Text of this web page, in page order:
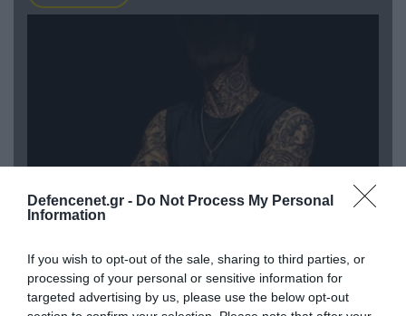
Defencenet.gr - Do Not Process My Personal
Information
If you wish to opt-out of the sale, sharing to third parties, or
processing of your personal or sensitive information for
targeted advertising by us, please use the below opt-out
«Η απόλυτη τραγωδία»: Η «αιχμηρή» ανάρτηση
του Αρκά για τα τατουάζ (φωτο)